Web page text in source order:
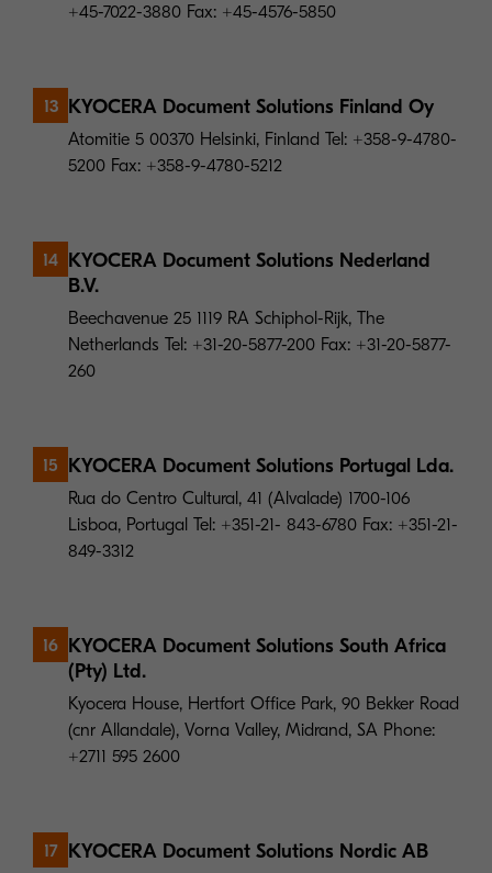
+45-7022-3880 Fax: +45-4576-5850
13 KYOCERA Document Solutions Finland Oy
Atomitie 5 00370 Helsinki, Finland Tel: +358-9-4780-
5200 Fax: +358-9-4780-5212
14
KYOCERA Document Solutions Nederland
B.V.
Beechavenue 25 1119 RA Schiphol-Rijk, The
Netherlands Tel: +31-20-5877-200 Fax: +31-20-5877-
260
15 KYOCERA Document Solutions Portugal Lda.
Rua do Centro Cultural, 41 (Alvalade) 1700-106
Lisboa, Portugal Tel: +351-21- 843-6780 Fax: +351-21-
849-3312
16
KYOCERA Document Solutions South Africa
(Pty) Ltd.
Kyocera House, Hertfort Office Park, 90 Bekker Road
(cnr Allandale), Vorna Valley, Midrand, SA Phone:
+2711 595 2600
17 KYOCERA Document Solutions Nordic AB